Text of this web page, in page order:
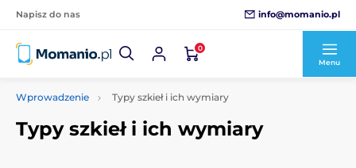
Napisz do nas info@momanio.pl
0
Menu
Wprowadzenie Typy szkieł i ich wymiary
Typy szkieł i ich wymiary